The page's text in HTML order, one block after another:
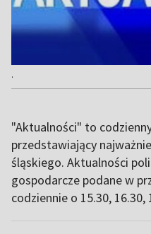
.
"Aktualności" to
przedstawiający
śląskiego. Aktualności
gospodarcze podane w
codziennie o 15.30, 16.30,